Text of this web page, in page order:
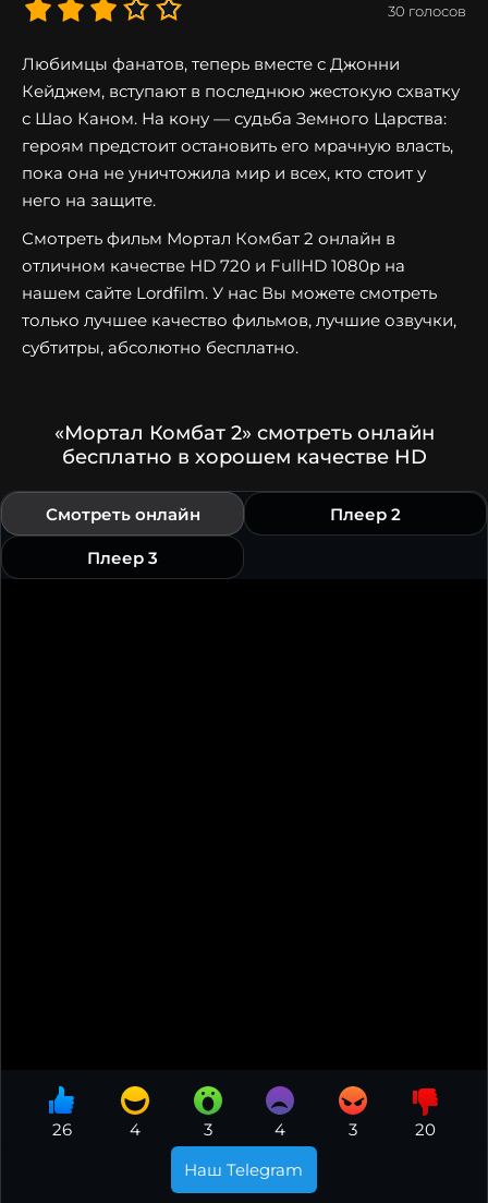
30 голосов
Любимцы фанатов, теперь вместе с Джонни
Кейджем, вступают в последнюю жестокую схватку
с Шао Каном. На кону — судьба Земного Царства:
героям предстоит остановить его мрачную власть,
пока она не уничтожила мир и всех, кто стоит у
него на защите.
Смотреть фильм Мортал Комбат 2 онлайн в
отличном качестве HD 720 и FullHD 1080p на
нашем сайте Lordfilm. У нас Вы можете смотреть
только лучшее качество фильмов, лучшие озвучки,
субтитры, абсолютно бесплатно.
«Мортал Комбат 2» смотреть онлайн
бесплатно в хорошем качестве HD
Смотреть онлайн Плеер 2
Плеер 3
26 4 3 4 3
20
Наш Telegram